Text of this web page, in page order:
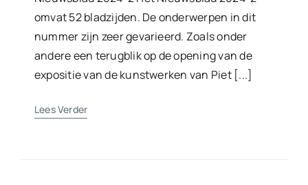
omvat 52 bladzijden. De onderwerpen in dit
nummer zijn zeer gevarieerd. Zoals onder
andere een terugblik op de opening van de
expositie van de kunstwerken van Piet [...]
Lees Verder